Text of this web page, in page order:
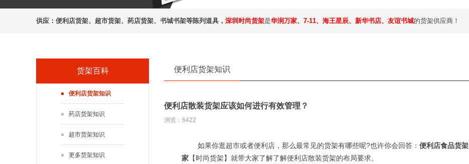
供应： 便利店货架、 超市货架、 药店货架、 书城书架等陈列道具， 深圳时尚货架是华润万家、7-11、海王星辰、新华书店、友谊书城的货架供应商！
货架百科
便利店货架知识
药店货架知识
超市货架知识
更多货架知识
便利店货架知识
便利店散装货架应该如何进行有效管理？
浏览： 6422
如果你逛超市或者便利店，那么最常见的货架有哪些呢?也许你会回答： 便利店食品货架
家 【时尚货架】就带大家了解了解便利店散装货架的布局要求。